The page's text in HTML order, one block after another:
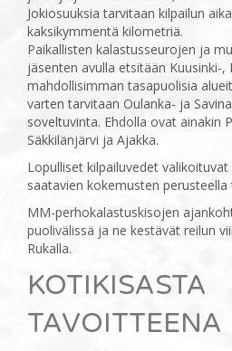
Jokiosuuksia tarvitaan kilpailun
kaksikymmentä kilometriä.
Paikallisten kalastusseurojen ja
jäsenten avulla etsitään Kuusinki-
mahdollisimman tasapuolisia
varten tarvitaan Oulanka- ja
soveltuvinta. Ehdolla ovat ainakin
Säkkilänjärvi ja Ajakka.
Lopulliset kilpailuvedet
saatavien kokemusten perusteella
MM-perhokalastuskisojen
puolivälissä ja ne kestävät reilun
Rukalla.
KOTIKISASTA
TAVOITTEENA